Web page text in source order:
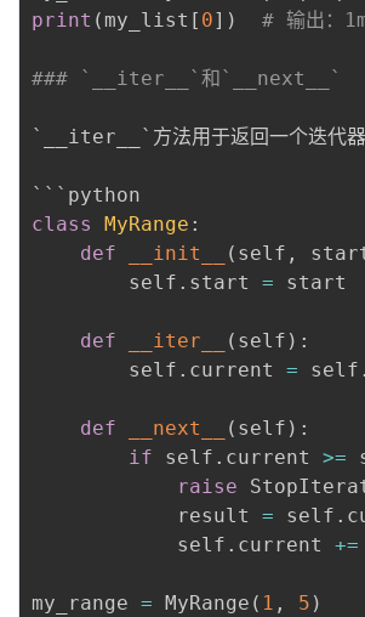
print ( my_list [ 0] ) # 输出
### `__iter__`和`__next__`
`__iter__`方法用于返回一个迭代器
class
MyRange :
def
__init__ ( self ,
        self
. start = start
def __iter__ ( self ) :
        self
. current = self .
def __next__ ( self ) :
if self . current >=
raise
            result
= self .
            self
. current +=
my_range = MyRange ( 1 , 5 )